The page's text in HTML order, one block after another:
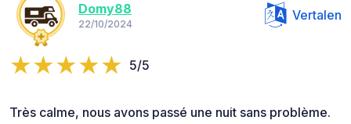
Domy88
22/10/2024
Vertalen
5/5
Très calme, nous avons passé une nuit sans problème.